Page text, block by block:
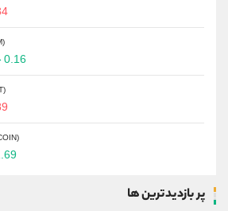
0.16
پر بازدیدترین ها